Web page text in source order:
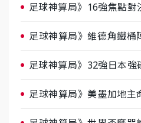
足球神算局》16強焦點對
足球神算局》維德角鐵
足球神算局》32強日本
足球神算局》美墨加地